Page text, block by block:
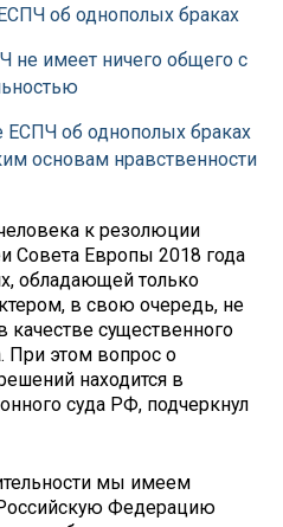
об однополых браках
не имеет ничего общего с
ЕСПЧ об однополых браках
основам нравственности
к резолюции
Совета Европы 2018 года
обладающей только
в свою очередь, не
качестве существенного
При этом вопрос о
находится в
суда РФ, подчеркнул
мы имеем
Федерацию